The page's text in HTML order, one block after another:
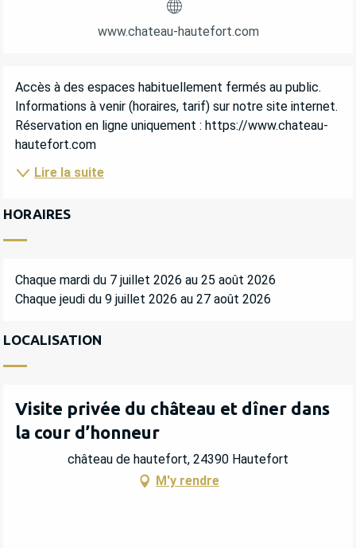
www.chateau-hautefort.com
DESCRIPTION
Accès à des espaces habituellement fermés au public.
Informations à venir (horaires, tarif) sur notre site internet.
Réservation en ligne uniquement : https://www.chateau-
hautefort.com
Lire la suite
HORAIRES
Chaque mardi du 7 juillet 2026 au 25 août 2026
Chaque jeudi du 9 juillet 2026 au 27 août 2026
LOCALISATION
Visite privée du château et dîner dans
la cour d’honneur
château de hautefort, 24390 Hautefort
M'y rendre